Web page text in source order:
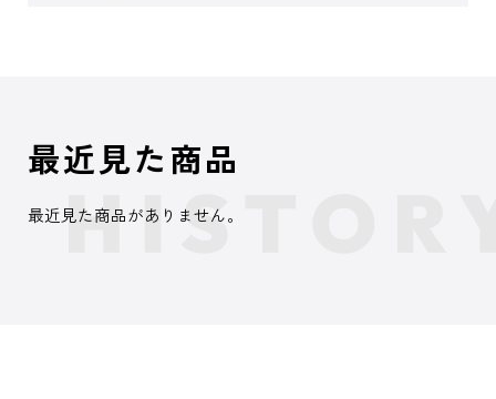
最近見た商品
最近見た商品がありません。